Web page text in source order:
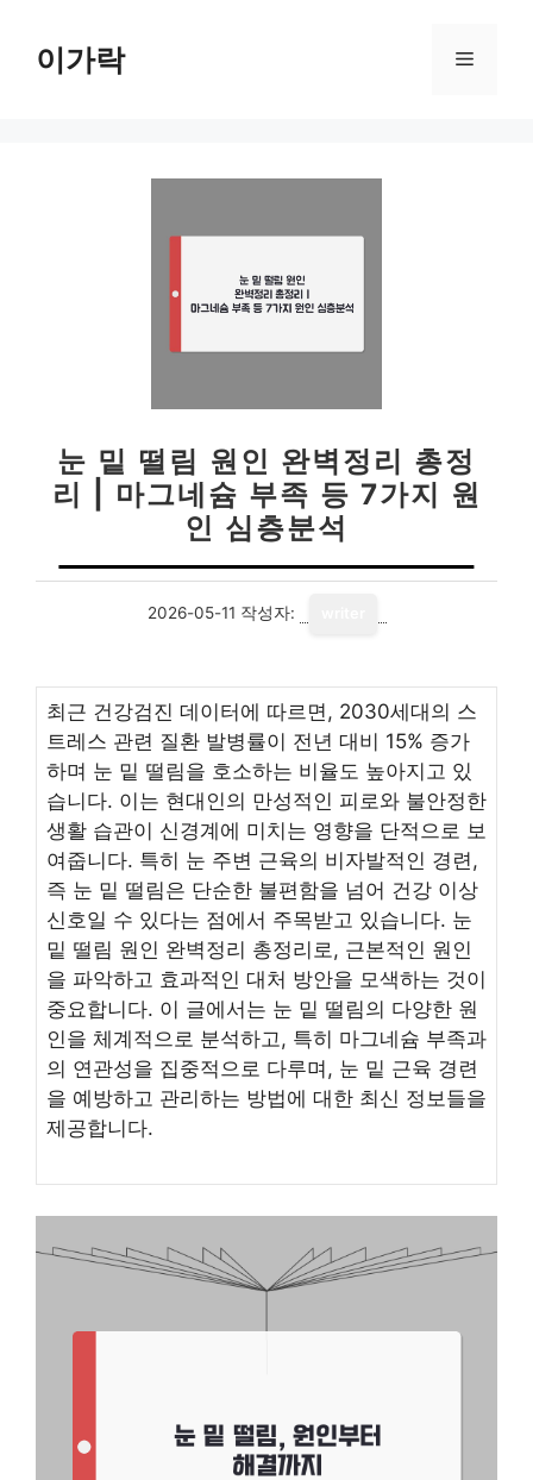
이가락 메
눈 밑 떨림 원인 완벽정리 총정
리 | 마그네슘 부족 등 7가지 원
인 심층분석
2026-05-11 작성자:
최근 건강검진 데이터에 따르면, 2030세대의 스
트레스 관련 질환 발병률이 전년 대비 15% 증가
하며 눈 밑 떨림을 호소하는 비율도 높아지고 있
습니다. 이는 현대인의 만성적인 피로와 불안정한
생활 습관이 신경계에 미치는 영향을 단적으로 보
여줍니다. 특히 눈 주변 근육의 비자발적인 경련,
즉 눈 밑 떨림은 단순한 불편함을 넘어 건강 이상
신호일 수 있다는 점에서 주목받고 있습니다. 눈
밑 떨림 원인 완벽정리 총정리로, 근본적인 원인
을 파악하고 효과적인 대처 방안을 모색하는 것이
중요합니다. 이 글에서는 눈 밑 떨림의 다양한 원
인을 체계적으로 분석하고, 특히 마그네슘 부족과
의 연관성을 집중적으로 다루며, 눈 밑 근육 경련
을 예방하고 관리하는 방법에 대한 최신 정보들을
제공합니다.